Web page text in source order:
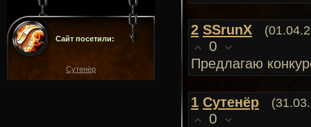
Сайт посетили:
Сутенёр
2 SSrunX
0
Предлагаю
1 Сутенёр
0